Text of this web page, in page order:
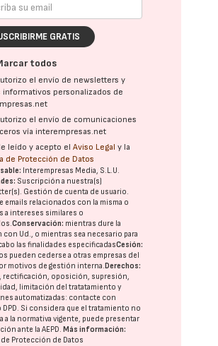
GRATIS
todos
el envío de newsletters y
informativos personalizados de
el envío de comunicaciones
vía interempresas.net
leído y acepto elAviso Legal y la
de Protección de Datos
Interempresas Media, S.L.U.
Suscripción a nuestra(s)
Gestión de cuenta de usuario.
emails relacionados con la misma o
a intereses similares o
Conservación: mientras dure la
con Ud., o mientras sea necesario para
cabo las finalidades especificadasCesión:
pueden cederse a otras empresas del
motivos de gestión interna. Derechos:
rectificación, oposición, supresión,
limitación del tratatamiento y
automatizadas: contacte con
. Si considera que el tratamiento no
a la normativa vigente, puede presentar
ante laAEPD. Más información:
Protección de Datos